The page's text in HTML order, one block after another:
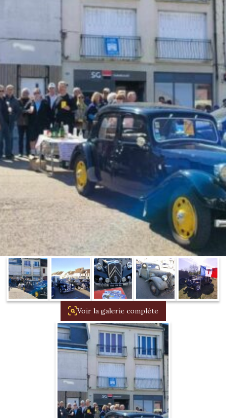
La Boutique
Les pièces
L’assurance
Liens
La Revue
Les salons
La traction
La Traction des
membres
Bibliographie
Présentation 7
Présentation 11
Présentation 15 six
Evolution 7 et 11 -
1934/1941
Evolution 11 –
1945/1952
Evolution 11 –
La 15/6 G –
1938/1947
La 15/6 D –
1947/1955
La 15/6 H –
1954/1956
Voir la galerie complète